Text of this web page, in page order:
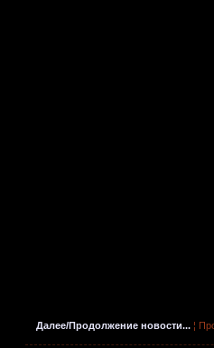
Далее/Продолжение новости... ¦